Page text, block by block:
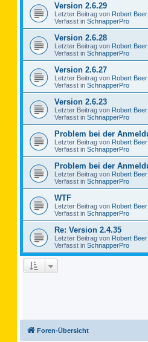
Version 2.6.29
Letzter Beitrag von Robert Beer
Verfasst in SchnapperPro
Version 2.6.28
Letzter Beitrag von Robert Beer
Verfasst in SchnapperPro
Version 2.6.27
Letzter Beitrag von Robert Beer
Verfasst in SchnapperPro
Version 2.6.23
Letzter Beitrag von Robert Beer
Verfasst in SchnapperPro
Problem bei der
Letzter Beitrag von Robert Beer
Verfasst in SchnapperPro
Problem bei der
Letzter Beitrag von Robert Beer
Verfasst in SchnapperPro
WTF
Letzter Beitrag von Robert Beer
Verfasst in SchnapperPro
Re: Version 2.4.35
Letzter Beitrag von Robert Beer
Verfasst in SchnapperPro
Foren-Übersicht